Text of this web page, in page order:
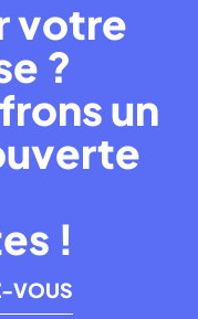
votre
?
un
!
VOUS